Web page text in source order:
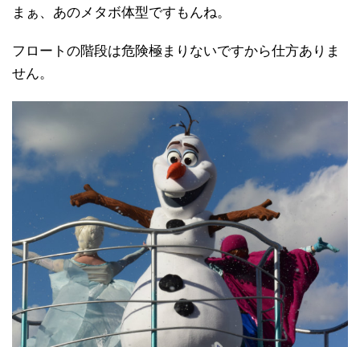
まぁ、あのメタボ体型ですもんね。
フロートの階段は危険極まりないですから仕方ありま
せん。